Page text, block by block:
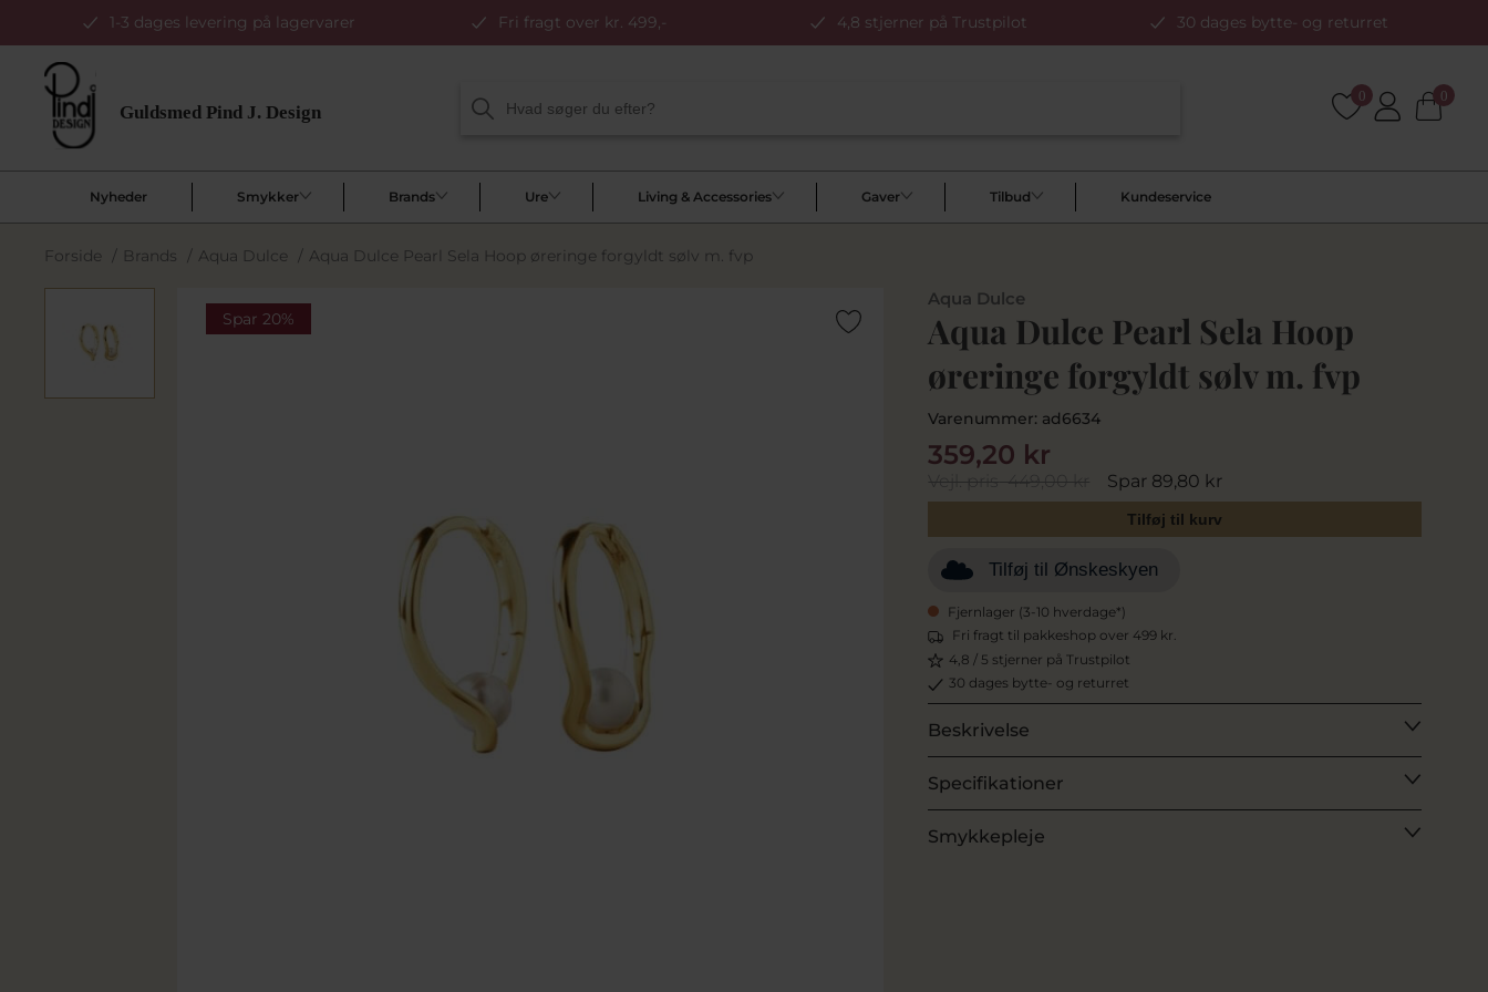
1-3 dages levering på lagervarer Fri fragt over kr. 499,- 4,8 stjerner på Trustpilot 30 dages bytte- og returret
0 0
Nyheder Smykker Brands Ure Living & Accessories Gaver Tilbud Kundeservice
Forside / Brands / Aqua Dulce / Aqua Dulce Pearl Sela Hoop øreringe forgyldt sølv m. fvp
Spar 20%
Aqua Dulce
Aqua Dulce Pearl Sela Hoop
øreringe forgyldt sølv m. fvp
Varenummer: ad6634
Vejl. pris449,00 kr Spar 89,80 kr
359,20 kr
Tilføj til kurv
Tilføj til Ønskeskyen
Fjernlager (3-10 hverdage*)
Fri fragt til pakkeshop over 499 kr.
4,8 / 5 stjerner på Trustpilot
30 dages bytte- og returret
Beskrivelse
Specifikationer
Smykkepleje